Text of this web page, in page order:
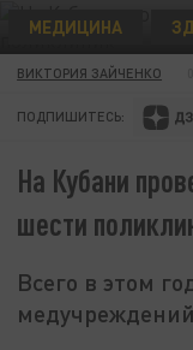
МЕДИЦИНА
ВИКТОРИЯ ЗАЙЧЕНКО
ПОДПИШИТЕСЬ:
На Кубани
шести
Всего в этом